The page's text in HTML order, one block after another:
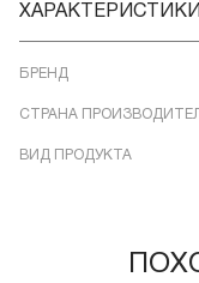
ХАРАКТЕРИСТИКИ
БРЕНД
СТРАНА
ВИД ПРОДУКТА